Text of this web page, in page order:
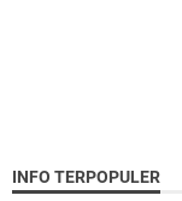
INFO TERPOPULER